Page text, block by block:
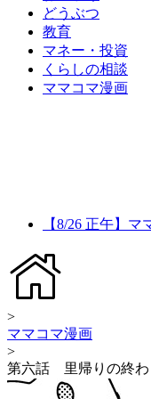
どうぶつ
教育
マネー・投資
くらしの相談
ママコマ漫画
【8/26 正午】
>
ママコマ漫画
>
第六話 里帰りの終わ